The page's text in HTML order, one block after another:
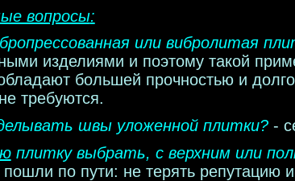
вопросы:
или вибролитая
изделиями и поэтому такой
большей прочностью и
требуются.
швы уложенной плитки? -
плитку выбрать, с верхним или
по пути: не терять репутацию